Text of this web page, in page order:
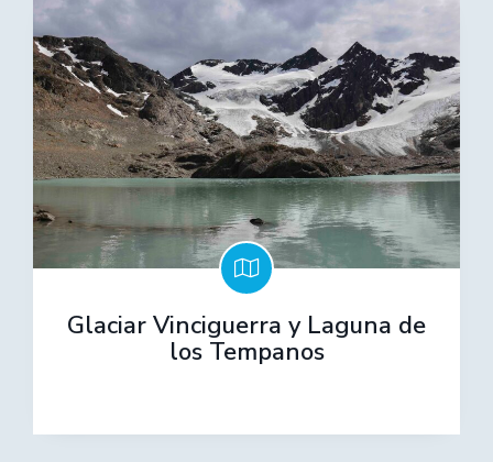
Glaciar Vinciguerra y Laguna de
los Tempanos